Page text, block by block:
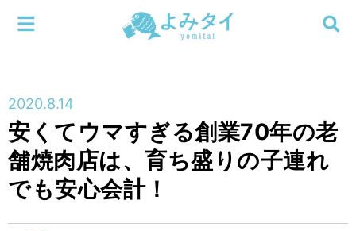
連載
新刊
検索する
メニューを閉じる
2020.8.14
安くてウマすぎる創業70年の老
舗焼肉店は、育ち盛りの子連れ
でも安心会計！